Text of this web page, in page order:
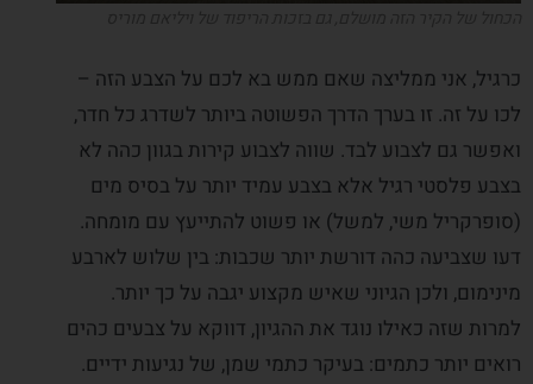
כרגיל, אני ממליצה שאם ממש בא לכם על הצבע הזה –
לכו על זה. זו בערך הדרך הפשוטה ביותר לשדרג כל חדר,
ואפשר גם לצבוע לבד. שווה לצבוע קירות בגוון כהה לא
בצבע פלסטי רגיל אלא בצבע עמיד יותר על בסיס מים
(סופרקריל משי, למשל) או פשוט להתייעץ עם מומחה.
דעו שצביעה כהה דורשת יותר שכבות: בין שלוש לארבע
מינימום, ולכן הגיוני שאיש מקצוע יגבה על כך יותר.
למרות שזה כאילו נוגד את ההגיון, דווקא על צבעים כהים
רואים יותר כתמים: בעיקר כתמי שמן, של נגיעות ידיים.